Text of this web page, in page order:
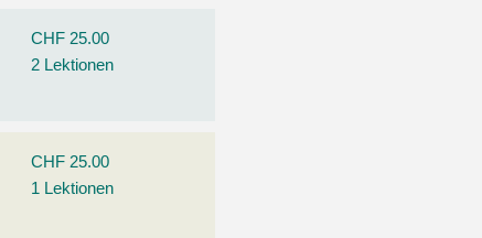
CHF 25.00
2 Lektionen
CHF 25.00
1 Lektionen